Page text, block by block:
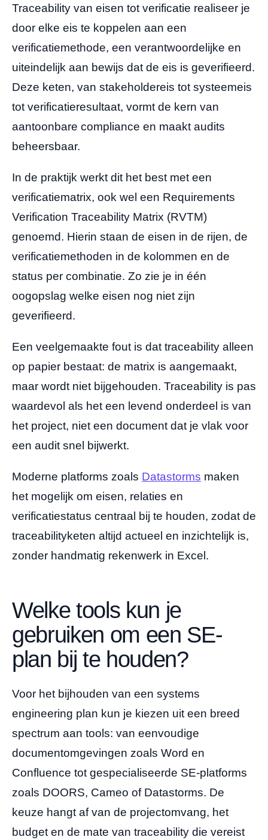
Traceability van eisen tot verificatie realiseer je
door elke eis te koppelen aan een
verificatiemethode, een verantwoordelijke en
uiteindelijk aan bewijs dat de eis is geverifieerd.
Deze keten, van stakeholdereis tot systeemeis
tot verificatieresultaat, vormt de kern van
aantoonbare compliance en maakt audits
beheersbaar.
In de praktijk werkt dit het best met een
verificatiematrix, ook wel een Requirements
Verification Traceability Matrix (RVTM)
genoemd. Hierin staan de eisen in de rijen, de
verificatiemethoden in de kolommen en de
status per combinatie. Zo zie je in één
oogopslag welke eisen nog niet zijn
geverifieerd.
Een veelgemaakte fout is dat traceability alleen
op papier bestaat: de matrix is aangemaakt,
maar wordt niet bijgehouden. Traceability is pas
waardevol als het een levend onderdeel is van
het project, niet een document dat je vlak voor
een audit snel bijwerkt.
Moderne platforms zoals Datastorms maken
het mogelijk om eisen, relaties en
verificatiestatus centraal bij te houden, zodat de
traceabilityketen altijd actueel en inzichtelijk is,
zonder handmatig rekenwerk in Excel.
Welke tools kun je
gebruiken om een SE-
plan bij te houden?
Voor het bijhouden van een systems
engineering plan kun je kiezen uit een breed
spectrum aan tools: van eenvoudige
documentomgevingen zoals Word en
Confluence tot gespecialiseerde SE-platforms
zoals DOORS, Cameo of Datastorms. De
keuze hangt af van de projectomvang, het
budget en de mate van traceability die vereist